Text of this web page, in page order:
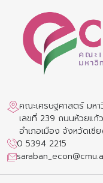
คณะเศรษฐศาสตร์ มหา
เลขที่ 239 ถนนห้วยแก้
อำเภอเมือง จังหวัดเชี
0 5394 2215